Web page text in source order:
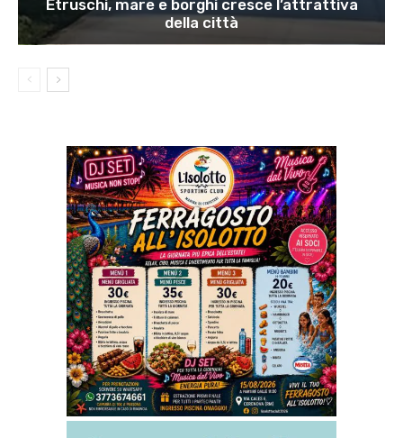
Etruschi, mare e borghi cresce l’attrattiva
della città